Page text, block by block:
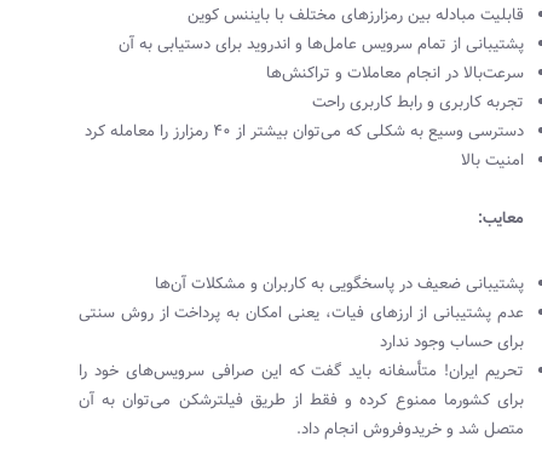
قابلیت مبادله بین رمزارزهای مختلف با بایننس کوین
پشتیبانی از تمام سرویس عامل‌ها و اندروید برای دستیابی به آن
سرعت‌بالا در انجام معاملات و تراکنش‌ها
تجربه کاربری و رابط کاربری راحت
دسترسی وسیع به شکلی که می‌توان بیشتر از 40 رمزارز را معامله کرد
امنیت بالا
معایب:
پشتیبانی ضعیف در پاسخگویی به کاربران و مشکلات آن‌ها
عدم پشتیبانی از ارزهای فیات، یعنی امکان به پرداخت از روش سنتی
برای حساب وجود ندارد
تحریم ایران! متأسفانه باید گفت که این صرافی سرویس‌های خود را
برای کشور‌ما ممنوع کرده و فقط از طریق فیلترشکن می‌توان به آن
متصل شد و خریدوفروش انجام داد.